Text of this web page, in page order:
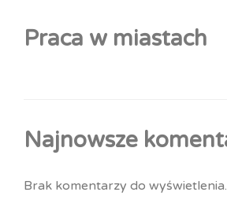
Praca w miastach
Najnowsze
Brak komentarzy do wyświetlenia.